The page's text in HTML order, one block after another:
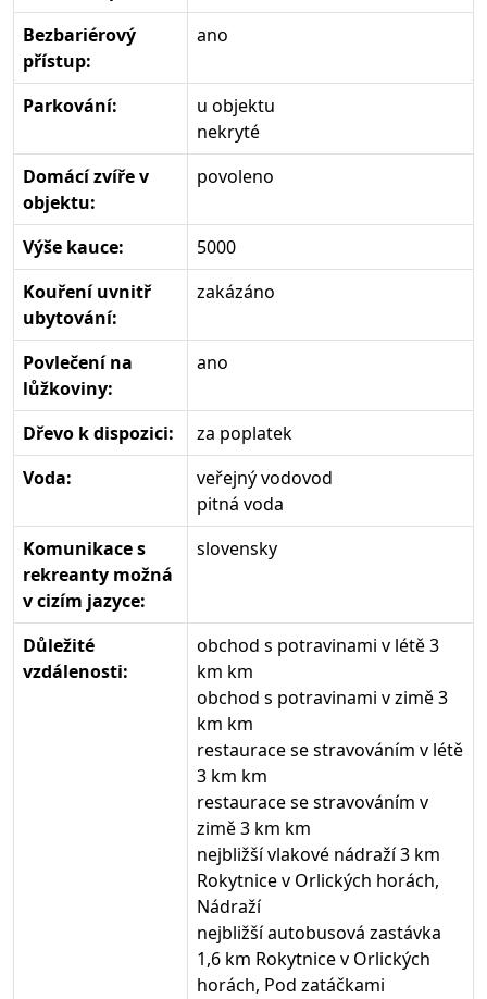
Bezbariérový
přístup:
ano
Parkování:
u objektu
nekryté
Domácí zvíře v
objektu:
povoleno
Výše kauce:
5000
Kouření uvnitř
ubytování:
zakázáno
Povlečení na
lůžkoviny:
ano
Dřevo k dispozici:
za poplatek
Voda:
veřejný vodovod
pitná voda
Komunikace s
rekreanty možná
v cizím jazyce:
slovensky
Důležité
vzdálenosti:
obchod s potravinami v létě 3
km km
obchod s potravinami v zimě 3
km km
restaurace se stravováním v létě
3 km km
restaurace se stravováním v
zimě 3 km km
nejbližší vlakové nádraží 3 km
Rokytnice v Orlických horách,
Nádraží
nejbližší autobusová zastávka
1,6 km Rokytnice v Orlických
horách, Pod zatáčkami